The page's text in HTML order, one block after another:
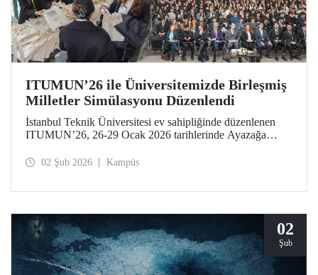
ITUMUN’26 ile Üniversitemizde Birleşmiş
Milletler Simülasyonu Düzenlendi
İstanbul Teknik Üniversitesi ev sahipliğinde düzenlenen
ITUMUN’26, 26-29 Ocak 2026 tarihlerinde Ayazağa
hakları ve ekonomi gibi farklı temalara odaklanan 14
02 Şub 2026 Kampüs
02
Şub